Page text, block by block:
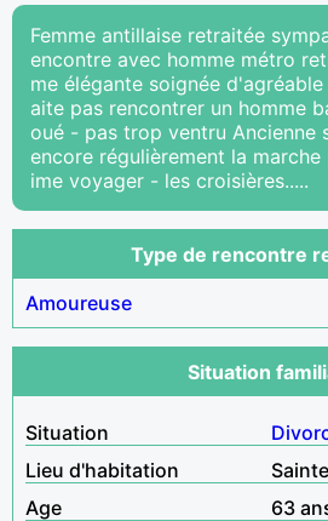
Femme antillaise retraitée
encontre avec homme métro
me élégante soignée
aite pas rencontrer un homme
oué - pas trop ventru Ancienne
encore régulièrement la
ime voyager - les croisières.....
Type de rencontre
Amoureuse
Situation
Situation
Lieu d'habitation
Age
63